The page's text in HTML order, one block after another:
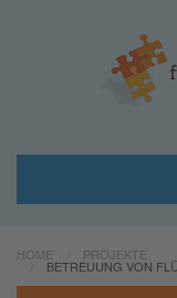
Über uns
HOME PROJEKTE
BETREUUNG VON